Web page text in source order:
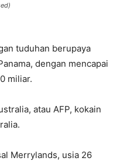
tuduhan berupaya
dengan mencapai
miliar.
atau AFP, kokain
Merrylands, usia 26